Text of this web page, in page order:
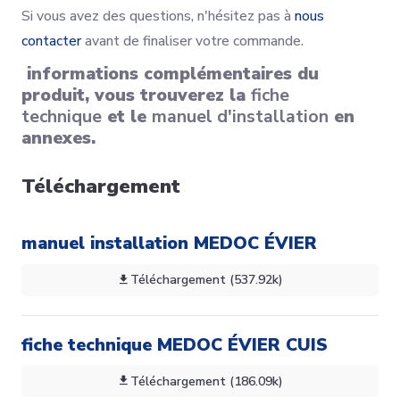
Si vous avez des questions, n'hésitez pas à nous
contacteravant de finaliser votre commande.
informations complémentaires du
produit, vous trouverez la fiche
technique et le manuel d'installation en
annexes.
Téléchargement
manuel installation MEDOC ÉVIER
Téléchargement (537.92k)
fiche technique MEDOC ÉVIER CUIS
Téléchargement (186.09k)